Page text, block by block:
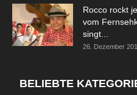
Rocco rockt
vom
singt...
26. Dezember
BELIEBTE